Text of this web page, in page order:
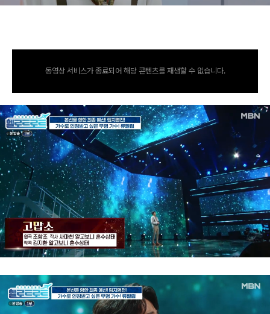
동영상 서비스가 종료되어 해당 콘텐츠를 재생할 수 없습니다.